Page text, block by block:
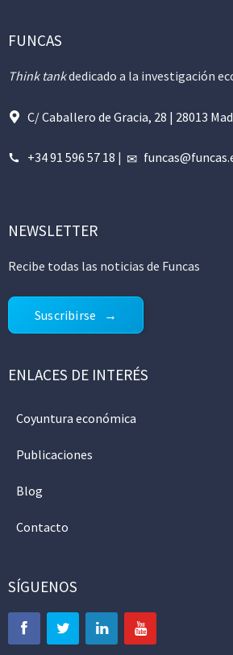
FUNCAS
Think tankdedicado a la investigación
C/ Caballero de Gracia, 28 | 28013
+34 91 596 57 18 |
NEWSLETTER
Recibe todas las noticias de Funcas
Suscribirse
ENLACES DE INTERÉS
Coyuntura económica
Publicaciones
Blog
Contacto
SÍGUENOS